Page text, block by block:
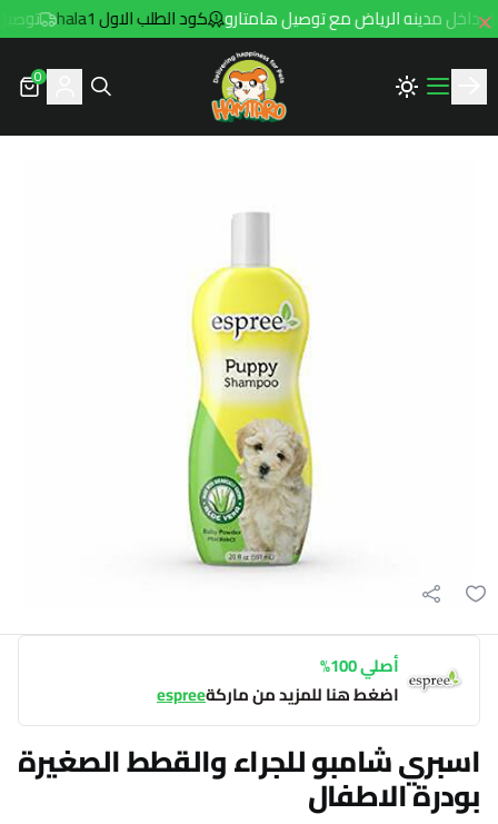
كود الطلب الاول hala1 توصيل مجاني
Hamtaro
0
أصلي 100%
اضغط هنا للمزيد من ماركةespree
اسبري شامبو للجراء والقطط الصغيرة
بودرة الاطفال